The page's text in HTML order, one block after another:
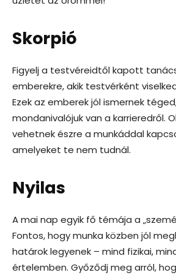
Skorpió
Figyelj a testvéreidtől kapott
emberekre, akik testvérként
Ezek az emberek jól ismernek
mondanivalójuk van a karrieredről.
vehetnek észre a munkáddal
amelyeket te nem tudnál.
Nyilas
A mai nap egyik fő témája a
Fontos, hogy munka közben jól
határok legyenek – mind fizikai,
értelemben. Győződj meg arról,